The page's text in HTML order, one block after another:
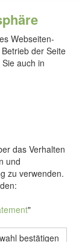
Webseiten-
der Seite
auch in
das Verhalten
und
zu verwenden.
"